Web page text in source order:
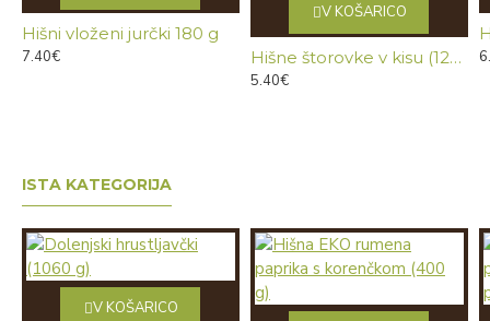
Hišni vloženi jurčki 180 g
7.40€ Hišne štorovke v kisu (120 g)
5.40€
V KOŠARICO
ISTA KATEGORIJA
V KOŠARICO